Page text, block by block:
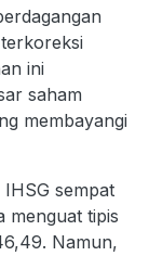
ini
saham
membayangi
sempat
menguat tipis
Namun,